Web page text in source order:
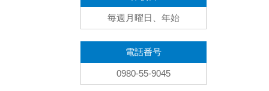
毎週月曜日、年始
電話番号
0980-55-9045